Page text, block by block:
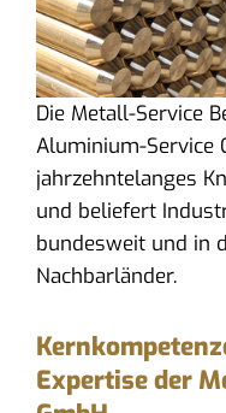
Die Metall-Service
Aluminium-Service
jahrzehntelanges
und beliefert
bundesweit und in
Nachbarländer.
Expertise der